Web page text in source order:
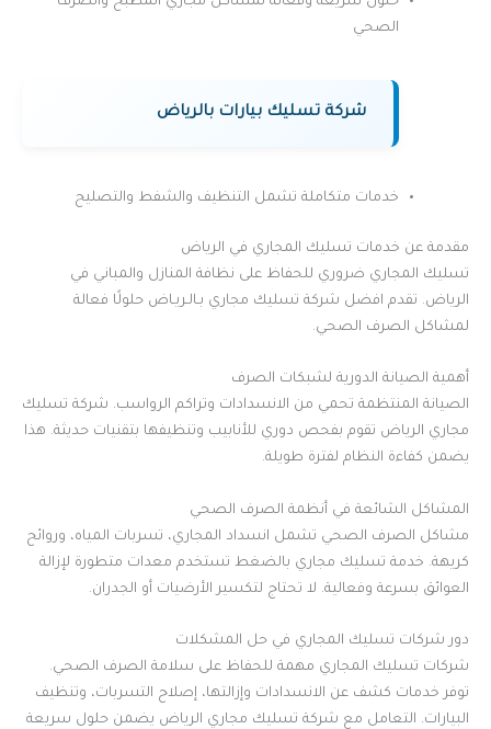
الصحي
شركة تسليك بيارات بالرياض
خدمات متكاملة تشمل التنظيف والشفط والتصليح
مقدمة عن خدمات تسليك المجاري في الرياض
تسليك المجاري ضروري للحفاظ على نظافة المنازل والمباني في
الرياض. تقدم افضل شركة تسليك مجاري بـالـريـاض حلولًا فعالة
لمشاكل الصرف الصحي.
أهمية الصيانة الدورية لشبكات الصرف
الصيانة المنتظمة تحمي من الانسدادات وتراكم الرواسب. شركة تسليك
مجاري الرياض تقوم بفحص دوري للأنابيب وتنظيفها بتقنيات حديثة. هذا
يضمن كفاءة النظام لفترة طويلة.
المشاكل الشائعة في أنظمة الصرف الصحي
مشاكل الصرف الصحي تشمل انسداد المجاري، تسربات المياه، وروائح
كريهة. خدمة تسليك مجاري بالضغط تستخدم معدات متطورة لإزالة
العوائق بسرعة وفعالية. لا تحتاج لتكسير الأرضيات أو الجدران.
دور شركات تسليك المجاري في حل المشكلات
شركات تسليك المجاري مهمة للحفاظ على سلامة الصرف الصحي.
توفر خدمات كشف عن الانسدادات وإزالتها، إصلاح التسربات، وتنظيف
البيارات. التعامل مع شركة تسليك مجاري الرياض يضمن حلول سريعة